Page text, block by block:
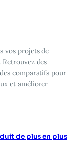
vos projets de
des
comparatifs pour
et améliorer
de plus en plus